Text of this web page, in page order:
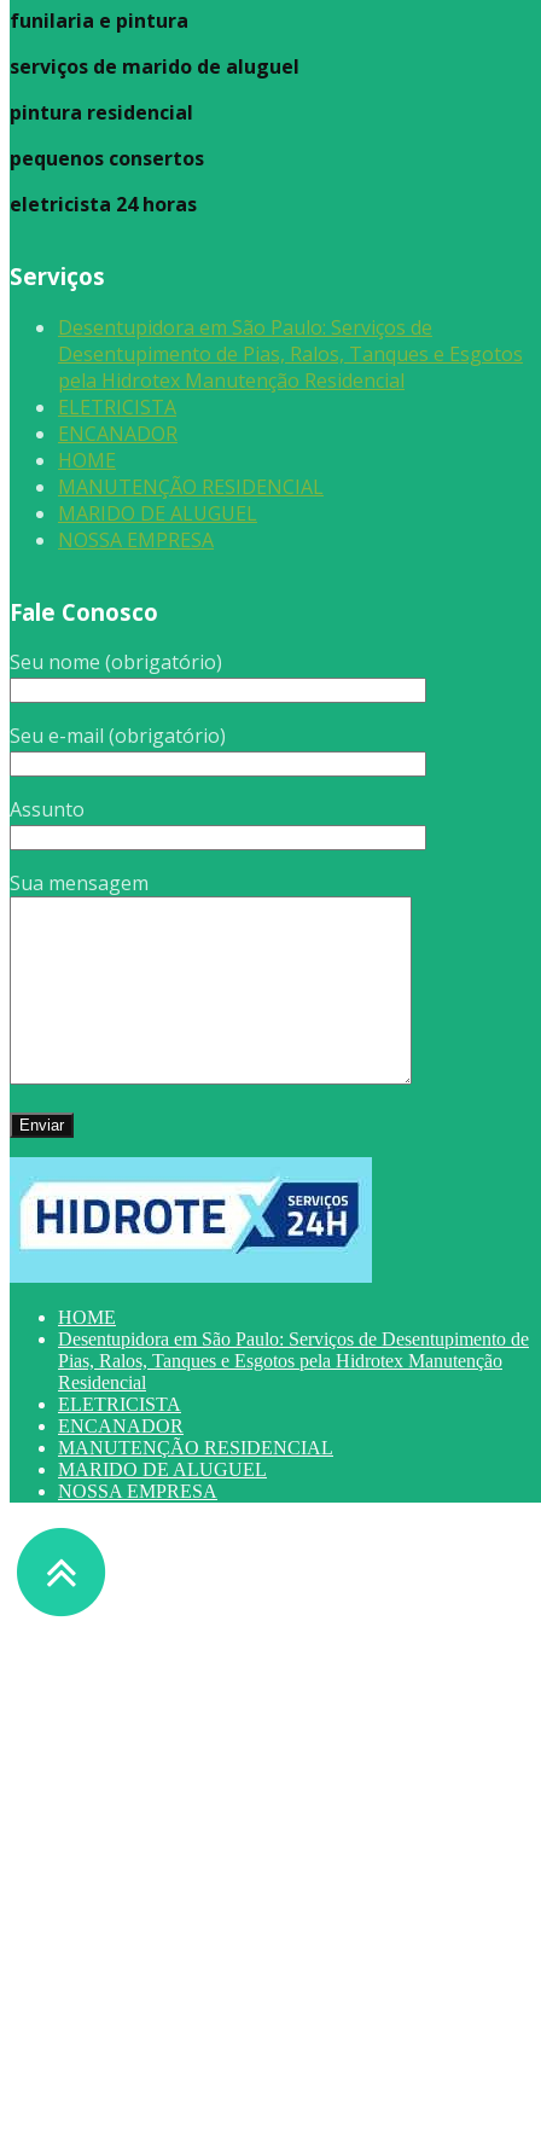
funilaria e pintura
serviços de marido de aluguel
pintura residencial
pequenos consertos
eletricista 24 horas
Serviços
Desentupidora em São Paulo: Serviços de
Desentupimento de Pias, Ralos, Tanques e Esgotos
pela Hidrotex Manutenção Residencial
ELETRICISTA
ENCANADOR
HOME
MANUTENÇÃO RESIDENCIAL
MARIDO DE ALUGUEL
NOSSA EMPRESA
Fale Conosco
Seu nome (obrigatório)
Seu e-mail (obrigatório)
Assunto
Sua mensagem
HOME
Desentupidora em São Paulo: Serviços de Desentupimento de
Pias, Ralos, Tanques e Esgotos pela Hidrotex Manutenção
Residencial
ELETRICISTA
ENCANADOR
MANUTENÇÃO RESIDENCIAL
MARIDO DE ALUGUEL
NOSSA EMPRESA